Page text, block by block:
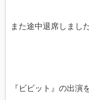
また途中退席しました
『ビビット』の出演